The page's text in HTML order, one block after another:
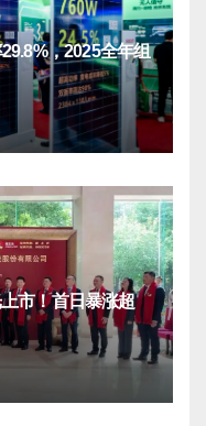
，2025全年组
市！首日暴涨超